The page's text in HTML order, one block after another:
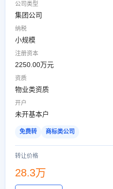
公司类型
集团公司
纳税
小规模
注册资本
2250.00万元
资质
物业类资质
开户
未开基本户
免费转 商标类公司
转让价格
28.3万